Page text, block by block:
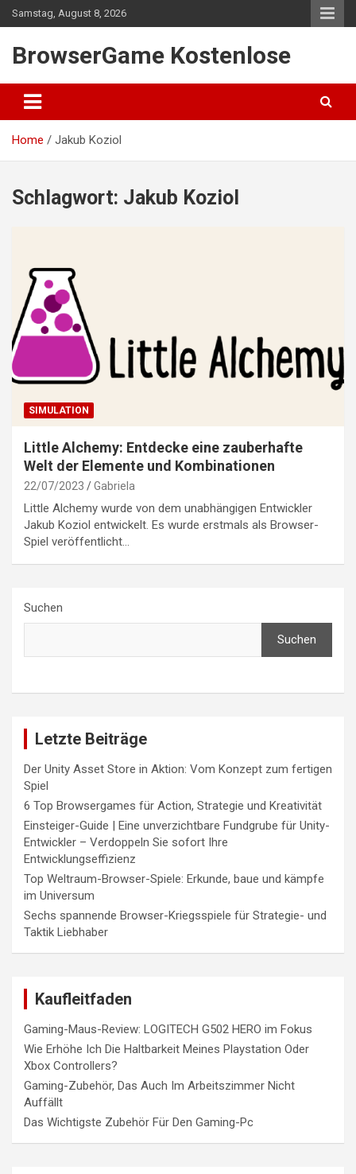
Skip
to
Samstag, August 8, 2026
BrowserGame Kostenlose
Home Jakub Koziol
Schlagwort: Jakub Koziol
SIMULATION
Little Alchemy: Entdecke eine zauberhafte
Welt der Elemente und Kombinationen
22/07/2023 Gabriela
Little Alchemy wurde von dem unabhängigen Entwickler
Jakub Koziol entwickelt. Es wurde erstmals als Browser-
Spiel veröffentlicht…
Suchen
Suchen
Letzte Beiträge
Der Unity Asset Store in Aktion: Vom Konzept zum fertigen
Spiel
6 Top Browsergames für Action, Strategie und Kreativität
Einsteiger-Guide | Eine unverzichtbare Fundgrube für Unity-
Entwickler – Verdoppeln Sie sofort Ihre
Entwicklungseffizienz
Top Weltraum-Browser-Spiele: Erkunde, baue und kämpfe
im Universum
Sechs spannende Browser-Kriegsspiele für Strategie- und
Taktik Liebhaber
Kaufleitfaden
Gaming-Maus-Review: LOGITECH G502 HERO im Fokus
Wie Erhöhe Ich Die Haltbarkeit Meines Playstation Oder
Xbox Controllers?
Gaming-Zubehör, Das Auch Im Arbeitszimmer Nicht
Auffällt
Das Wichtigste Zubehör Für Den Gaming-Pc